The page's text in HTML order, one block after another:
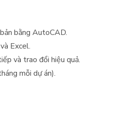
bằng AutoCAD.
Excel.
và trao đổi hiệu quả.
mỗi dự án).